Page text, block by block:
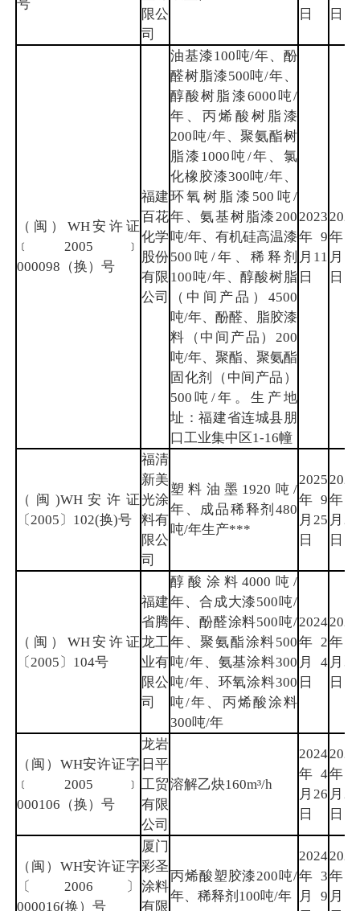
号
限公
司
日
日
（闽）WH安许证
﹝2005﹞
000098（换）号
福建
百花
化学
股份
有限
公司
油基漆100吨/年、酚
醛树脂漆500吨/年、
醇酸树脂漆6000吨/
年、丙烯酸树脂漆
200吨/年、聚氨酯树
脂漆1000吨/年、氯
化橡胶漆300吨/年、
环氧树脂漆500吨/
年、氨基树脂漆200
吨/年、有机硅高温漆
500吨/年、稀释剂
100吨/年、醇酸树脂
（中间产品）4500
吨/年、酚醛、脂胶漆
料（中间产品）200
吨/年、聚酯、聚氨酯
固化剂（中间产品）
500吨/年。生产地
址：福建省连城县朋
口工业集中区1-16幢
2023
年9
月11
日
2026
年9
月10
日
（闽)WH安许证
〔2005〕102(换)号
福清
新美
光涂
料有
限公
司
塑料油墨1920吨/
年、成品稀释剂480
吨/年生产***
2025
年9
月25
日
2028
年9
月24
日
（闽）WH安许证
〔2005〕104号
福建
省腾
龙工
业有
限公
司
醇酸涂料4000吨/
年、合成大漆500吨/
年、酚醛涂料500吨/
年、聚氨酯涂料500
吨/年、氨基涂料300
吨/年、环氧涂料300
吨/年、丙烯酸涂料
300吨/年
2024
年2
月4
日
2026
年12
月30
日
（闽）WH安许证字
﹝2005﹞
000106（换）号
龙岩
日平
工贸
有限
公司
溶解乙炔160m³/h
2024
年4
月26
日
2027
年4
月25
日
（闽）WH安许证字
〔2006〕
000016(换）号
厦门
彩圣
涂料
有限
丙烯酸塑胶漆200吨/
年、稀释剂100吨/年
2024
年3
月9
2027
年3
月8